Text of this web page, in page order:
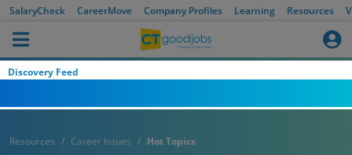
SalaryCheck CareerMove Company Profiles Learning Resources
Discovery Feed
Resources Career Issues Hot Topics